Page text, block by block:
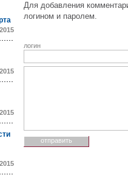
Для добавления
логином и паролем.
логин